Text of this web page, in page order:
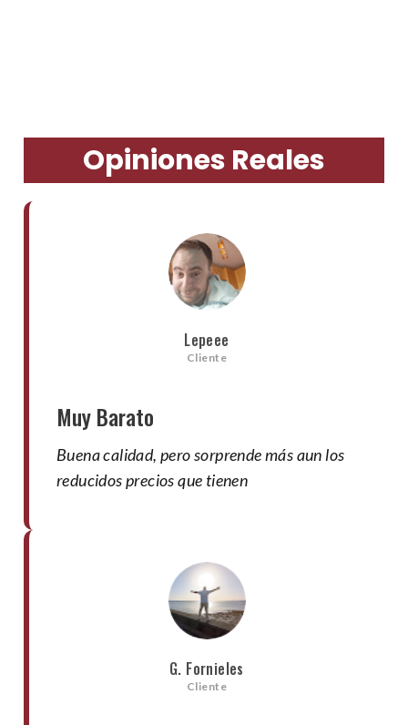
Opiniones Reales
Lepeee
Cliente
Muy Barato
Buena calidad, pero sorprende más aun los
reducidos precios que tienen
G. Fornieles
Cliente